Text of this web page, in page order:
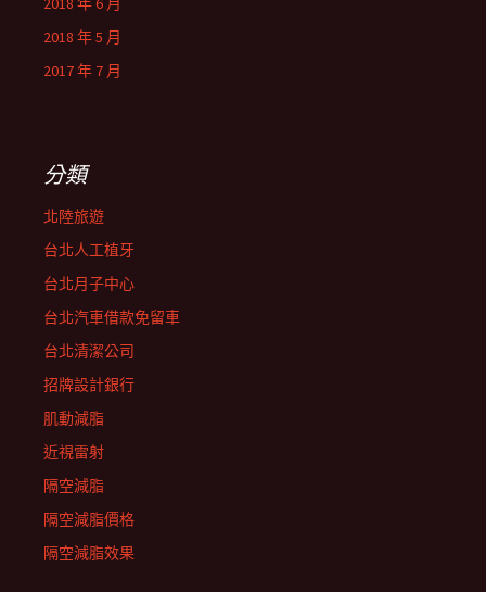
2018 年 5 月
2017 年 7 月
分類
北陸旅遊
台北人工植牙
台北月子中心
台北汽車借款免留車
台北清潔公司
招牌設計銀行
肌動減脂
近視雷射
隔空減脂
隔空減脂價格
隔空減脂效果